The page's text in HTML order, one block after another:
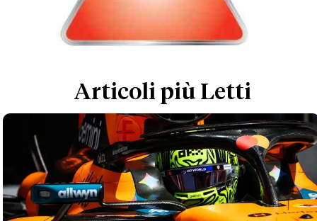
Articoli più Letti